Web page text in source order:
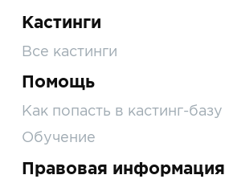
Кастинги
Все кастинги
Помощь
Как попасть в кастинг-базу
Обучение
Правовая информация